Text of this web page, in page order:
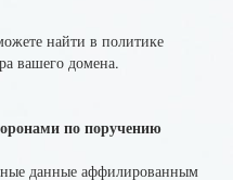
найти в политике
вашего домена.
по поручению
данные аффилированным